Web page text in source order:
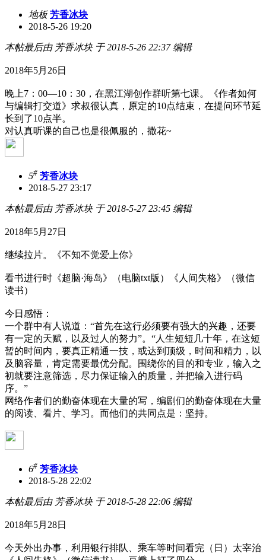
地板 芳香冰块
2018-5-26 19:20
本帖最后由 芳香冰块 于 2018-5-26 22:37 编辑
2018年5月26日
晚上7：00—10：30，在黑江湖创作群听第七课。《作者如何
与编辑打交道》求叔很认真，原定的10点结束，在提问环节延
长到了10点半。
对认真听课的自己也是很佩服的，撒花~
5# 芳香冰块
2018-5-27 23:17
本帖最后由 芳香冰块 于 2018-5-27 23:45 编辑
2018年5月27日
继续拉片。《不知不觉爱上你》
看书进行时《超脑·海岛》（电脑txt版）《人间失格》（微信
读书）
今日感悟：
一个群中有人说道：“首先在这行必须要有强大的兴趣，还要
有一定的天赋，以及过人的努力”。“人生短短几十年，在这短
暂的时间内，要真正精通一技，或达到顶级，时间和精力，以
及脑容量，肯定需要最优分配。围绕你的目的和专业，输入之
初就要注意筛选，尽力保证输入的质量，并把输入进行码
序。”
网络作者们的勤奋体现在大量的写，编剧们的勤奋体现在大量
的阅读、看片、学习。而他们的共同点是：坚持。
6# 芳香冰块
2018-5-28 22:02
本帖最后由 芳香冰块 于 2018-5-28 22:06 编辑
2018年5月28日
今天外出办事，利用银行排队、乘车等时间看完（日）太宰治